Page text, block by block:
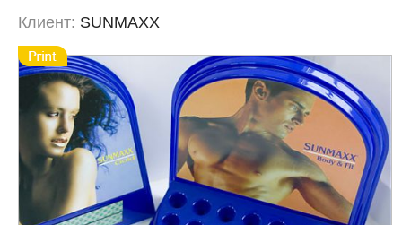
Клиент: SUNMAXX